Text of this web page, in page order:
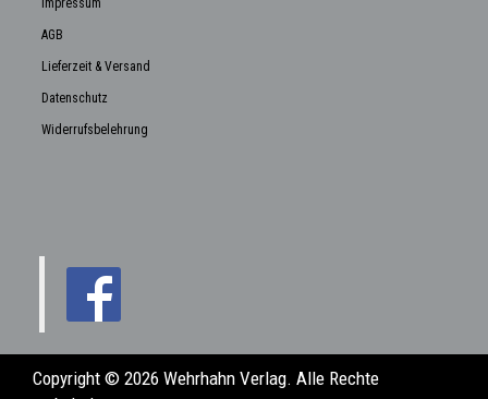
Impressum
AGB
Lieferzeit & Versand
Datenschutz
Widerrufsbelehrung
Copyright © 2026 Wehrhahn Verlag. Alle Rechte